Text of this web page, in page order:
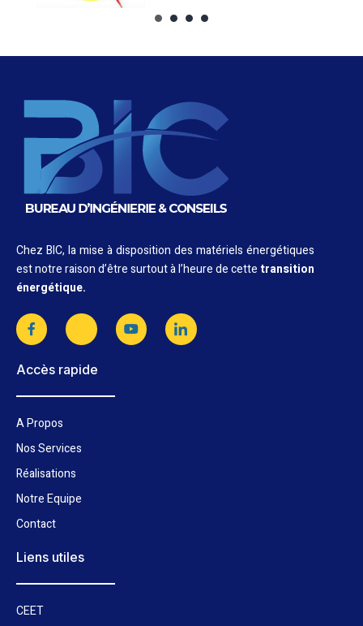
Chez BIC, la mise à disposition des matériels énergétiques
est notre raison d’être surtout à l’heure de cette transition
énergétique.
Accès rapide
A Propos
Nos Services
Réalisations
Notre Equipe
Contact
Liens utiles
CEET